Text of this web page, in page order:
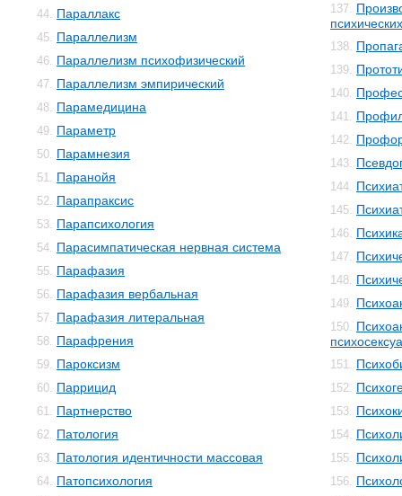
44. Параллакс
45. Параллелизм
46. Параллелизм психофизический
47. Параллелизм эмпирический
48. Парамедицина
49. Параметр
50. Парамнезия
51. Паранойя
52. Парапраксис
53. Парапсихология
54. Парасимпатическая нервная система
55. Парафазия
56. Парафазия вербальная
57. Парафазия литеральная
58. Парафрения
59. Пароксизм
60. Паррицид
61. Партнерство
62. Патология
63. Патология идентичности массовая
64. Патопсихология
137.
138.
139.
140.
141.
142.
143.
144.
145.
146.
147.
148.
149.
150.
151.
152.
153.
154.
155.
156.